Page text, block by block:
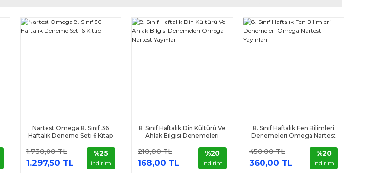
Nartest Omega 8. Sınıf 36
Haftalık Deneme Seti 6 Kitap
1.730,00 TL
1.297,50 TL
%25
indirim
8. Sınıf Haftalık Din Kültürü Ve
Ahlak Bilgisi Denemeleri
210,00 TL
168,00 TL
%20
indirim
8. Sınıf Haftalık Fen Bilimleri
Denemeleri Omega Nartest
450,00 TL
360,00 TL
%20
indirim